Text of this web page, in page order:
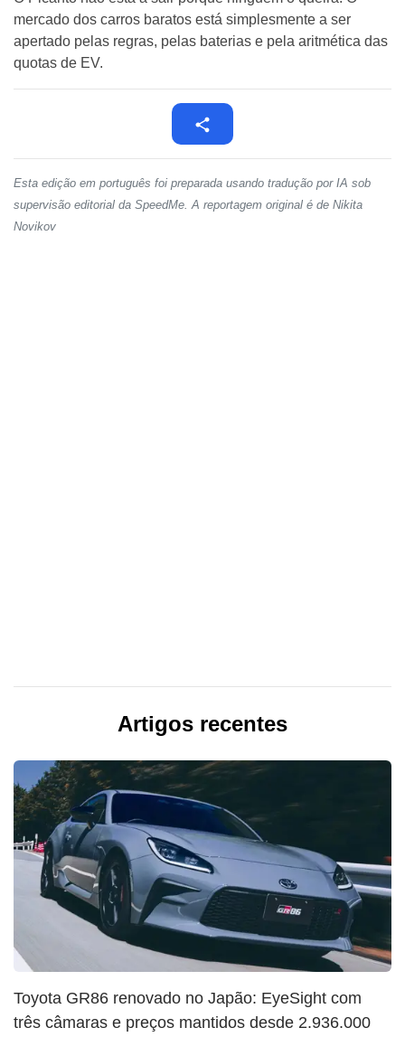
mercado dos carros baratos está simplesmente a ser
apertado pelas regras, pelas baterias e pela aritmética das
quotas de EV.
Esta edição em português foi preparada usando tradução por IA sob
supervisão editorial da SpeedMe. A reportagem original é de Nikita
Novikov
Artigos recentes
Toyota GR86 renovado no Japão: EyeSight com
três câmaras e preços mantidos desde 2.936.000